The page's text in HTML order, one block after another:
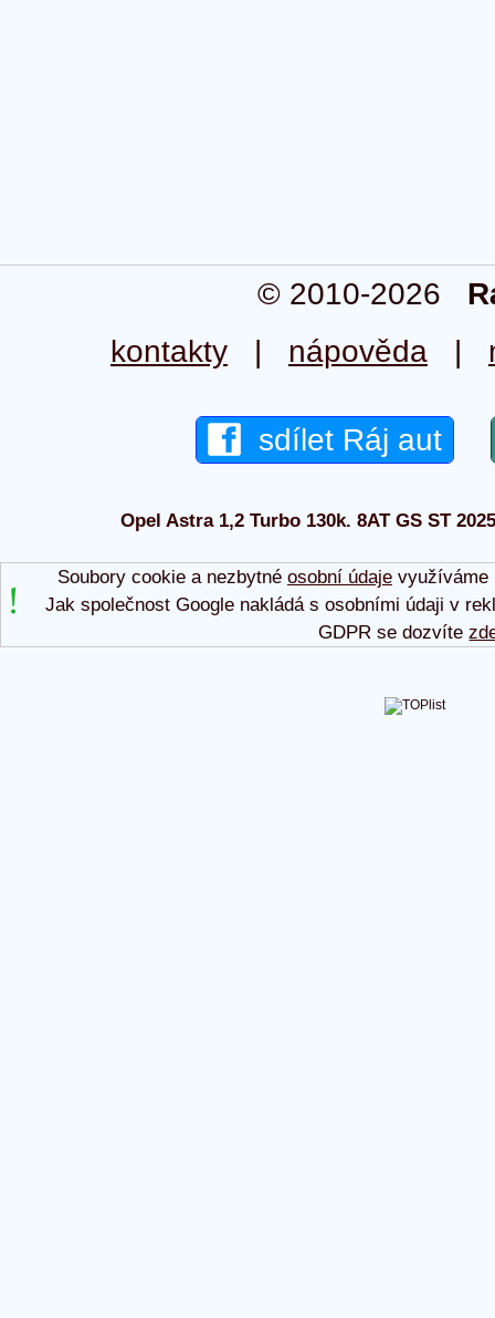
© 2010-2026
kontakty | nápověda |
sdílet Ráj aut
Opel Astra 1,2 Turbo 130k. 8AT GS ST
Soubory cookie a nezbytné osobní údajevyužíváme
Jak společnost Google nakládá s osobními údaji v
GDPR se dozvíte